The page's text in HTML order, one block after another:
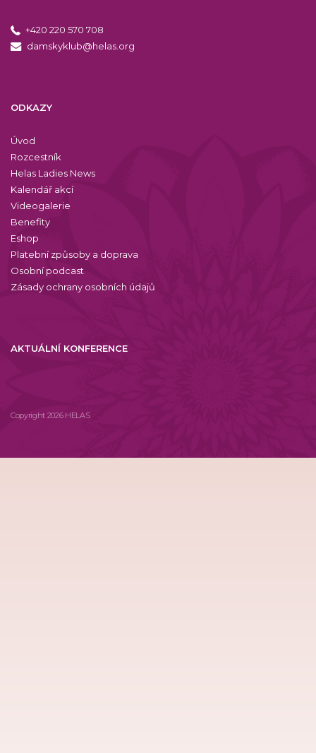
+420 220 570 708
damskyklub@helas.org
ODKAZY
Úvod
Rozcestník
Helas Ladies News
Kalendář akcí
Videogalerie
Benefity
Eshop
Platební způsoby a doprava
Osobní podcast
Zásady ochrany osobních údajů
AKTUÁLNÍ KONFERENCE
Copyright 2026 HELAS